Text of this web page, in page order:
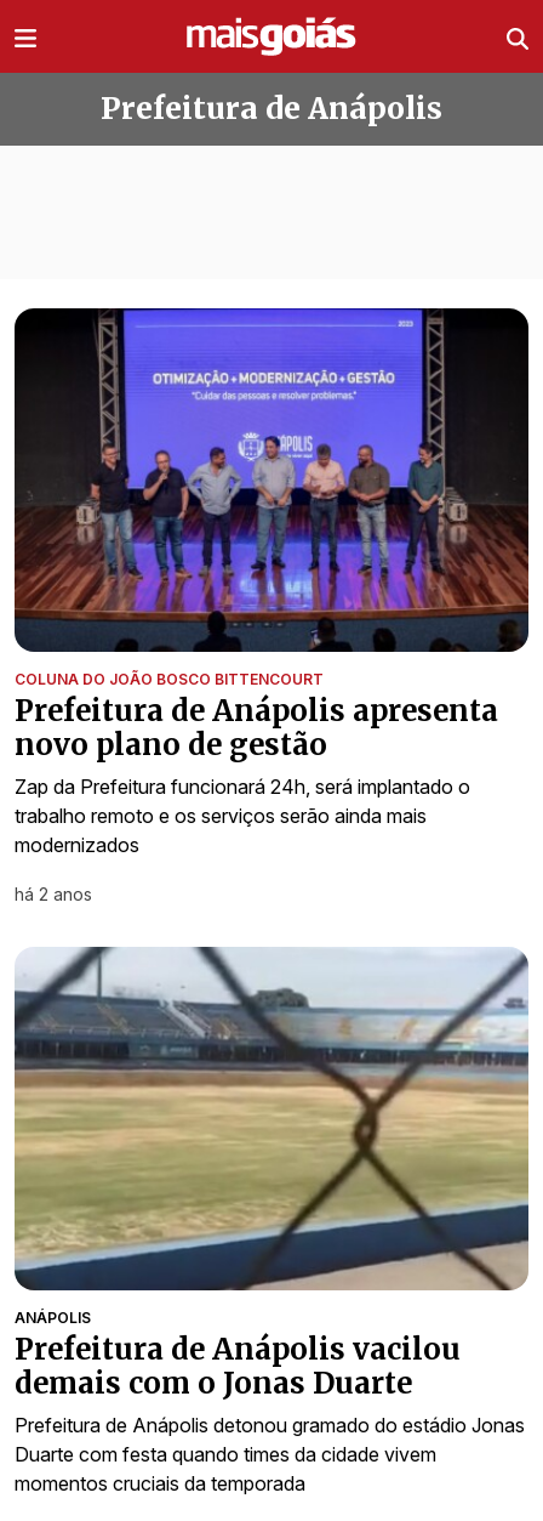
Prefeitura de Anápolis
Todas as notícias de Prefeitura de
COLUNA DO JOÃO BOSCO BITTENCOURT
Prefeitura de Anápolis apresenta
novo plano de gestão
Zap da Prefeitura funcionará 24h, será implantado o
trabalho remoto e os serviços serão ainda mais
modernizados
há 2 anos
ANÁPOLIS
Prefeitura de Anápolis vacilou
demais com o Jonas Duarte
Prefeitura de Anápolis detonou gramado do estádio Jonas
Duarte com festa quando times da cidade vivem
momentos cruciais da temporada